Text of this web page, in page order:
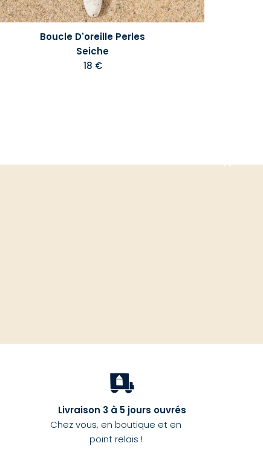
Boucle D'oreille Perles
Seiche
18 €
Livraison 3 à 5 jours ouvrés
Chez vous, en boutique et en
point relais !